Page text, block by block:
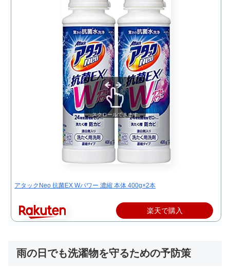
アタックNeo 抗菌EX Wパワー 濃縮 本体 400g×2本
楽天で購入
スクロールできます
雨の日でも洗濯物を守るための予防策